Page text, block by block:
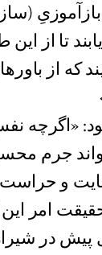
تا از
که از
«اگرچه
جرم
و حراست
امر این
پیش در